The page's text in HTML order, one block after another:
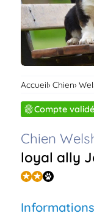
Accueil Chien
Compte validé
Chien
loyal ally